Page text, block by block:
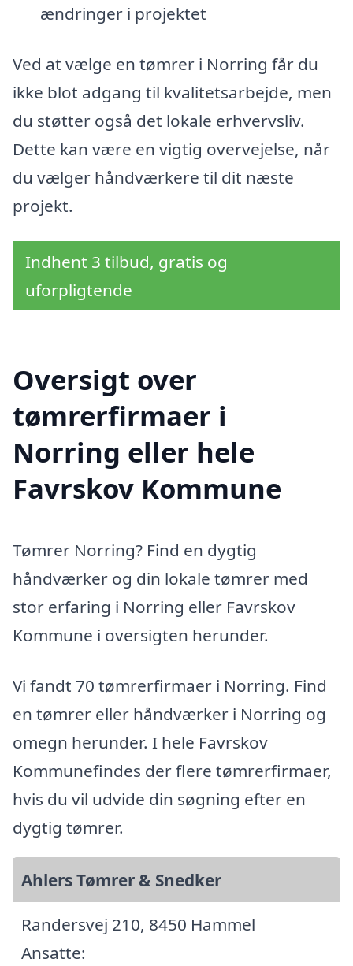
ændringer i projektet
Ved at vælge en tømrer i Norring får du
ikke blot adgang til kvalitetsarbejde, men
du støtter også det lokale erhvervsliv.
Dette kan være en vigtig overvejelse, når
du vælger håndværkere til dit næste
projekt.
Indhent 3 tilbud, gratis og
uforpligtende
Oversigt over
tømrerfirmaer i
Norring eller hele
Favrskov Kommune
Tømrer Norring? Find en dygtig
håndværker og din lokale tømrer med
stor erfaring i Norring eller Favrskov
Kommune i oversigten herunder.
Vi fandt 70 tømrerfirmaer i Norring. Find
en tømrer eller håndværker i Norring og
omegn herunder. I hele Favrskov
Kommunefindes der flere tømrerfirmaer,
hvis du vil udvide din søgning efter en
dygtig tømrer.
Ahlers Tømrer & Snedker
Randersvej 210, 8450 Hammel
Ansatte: